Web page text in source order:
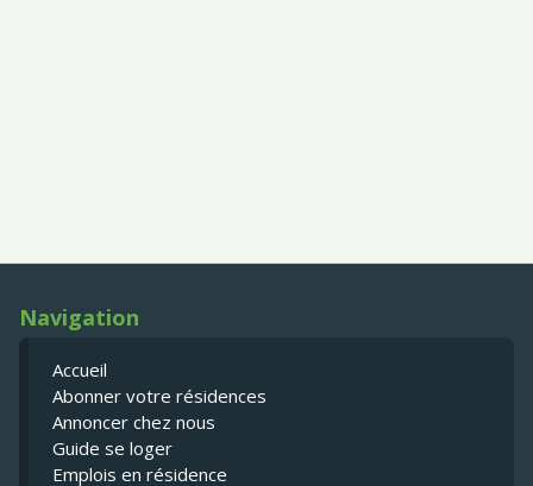
Navigation
Accueil
Abonner votre résidences
Annoncer chez nous
Guide se loger
Emplois en résidence